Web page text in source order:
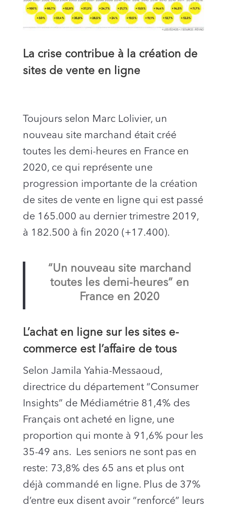
La crise contribue à la création de
sites de vente en ligne
Toujours selon Marc Lolivier, un
nouveau site marchand était créé
toutes les demi-heures en France en
2020, ce qui représente une
progression importante de la création
de sites de vente en ligne qui est passé
de 165.000 au dernier trimestre 2019,
à 182.500 à fin 2020 (+17.400).
“Un nouveau site marchand
toutes les demi-heures” en
France en 2020
L’achat en ligne sur les sites e-
commerce est l’affaire de tous
Selon Jamila Yahia-Messaoud,
directrice du département “Consumer
Insights” de Médiamétrie 81,4% des
Français ont acheté en ligne, une
proportion qui monte à 91,6% pour les
35-49 ans. Les seniors ne sont pas en
reste: 73,8% des 65 ans et plus ont
déjà commandé en ligne. Plus de 37%
d’entre eux disent avoir “renforcé” leurs